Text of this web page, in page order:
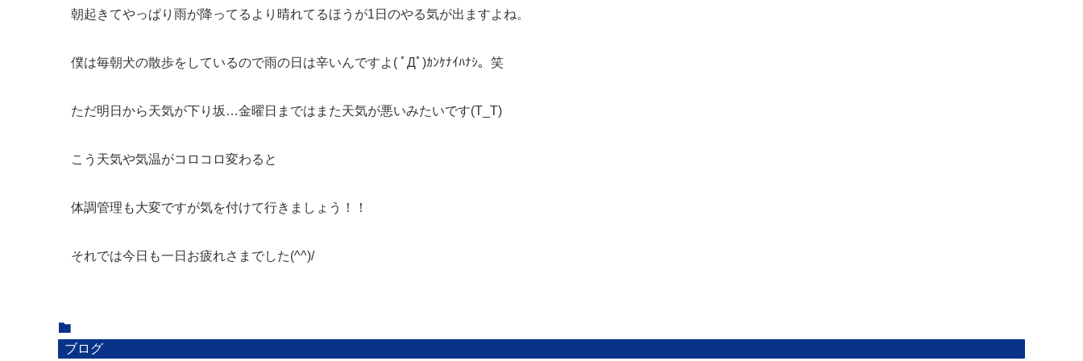
朝起きてやっぱり雨が降ってるより晴れてるほうが1日のやる気が出ますよね。
僕は毎朝犬の散歩をしているので雨の日は辛いんですよ( ﾟДﾟ)ｶﾝｹﾅｲﾊﾅｼ。笑
ただ明日から天気が下り坂…金曜日まではまた天気が悪いみたいです(T_T)
こう天気や気温がコロコロ変わると
体調管理も大変ですが気を付けて行きましょう！！
それでは今日も一日お疲れさまでした(^^)/
ブログ